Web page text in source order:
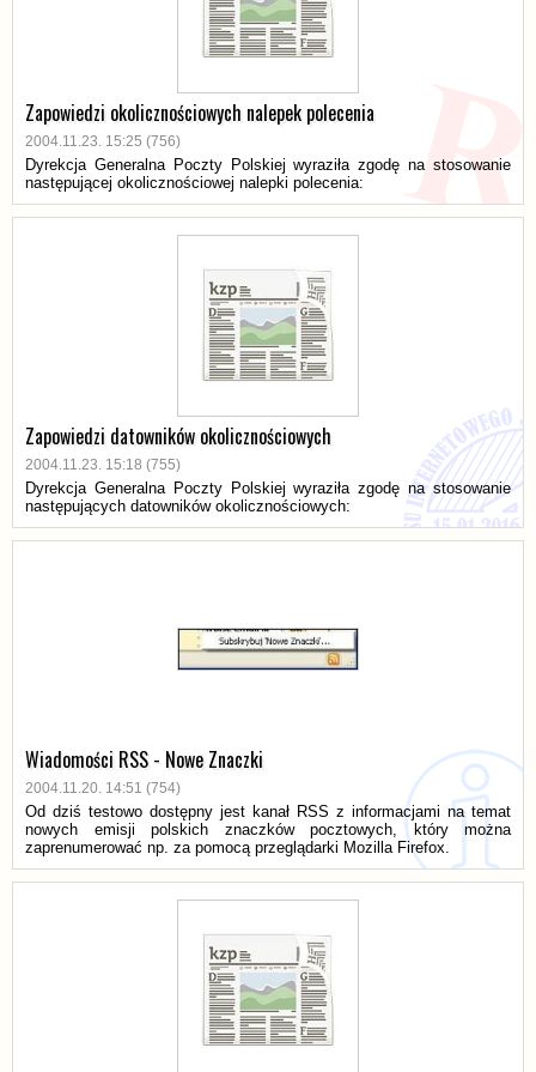
Zapowiedzi okolicznościowych nalepek polecenia
2004.11.23. 15:25 (756)
Dyrekcja Generalna Poczty Polskiej wyraziła zgodę na stosowanie
następującej okolicznościowej nalepki polecenia:
Zapowiedzi datowników okolicznościowych
2004.11.23. 15:18 (755)
Dyrekcja Generalna Poczty Polskiej wyraziła zgodę na stosowanie
następujących datowników okolicznościowych:
Wiadomości RSS - Nowe Znaczki
2004.11.20. 14:51 (754)
Od dziś testowo dostępny jest kanał RSS z informacjami na temat
nowych emisji polskich znaczków pocztowych, który można
zaprenumerować np. za pomocą przeglądarki Mozilla Firefox.